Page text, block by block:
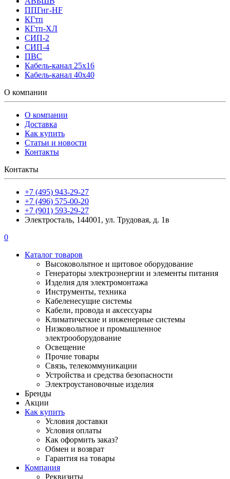
ППГнг-HF
КГтп
КГтп-ХЛ
СИП-2
СИП-4
ПВС
Кабель-канал 25х16
Кабель-канал 40х40
О компании
О компании
Доставка
Как купить
Статьи и новости
Контакты
Контакты
+7 (495) 943-29-27
+7 (496) 575-00-20
+7 (901) 593-29-27
Электросталь, 144001, ул. Трудовая, д. 1в
0
Каталог товаров
Высоковольтное и щитовое оборудование
Генераторы электроэнергии и элементы питания
Изделия для электромонтажа
Инструменты, техника
Кабеленесущие системы
Кабели, провода и аксессуары
Климатические и инженерные системы
Низковольтное и промышленное
электрооборудование
Освещение
Прочие товары
Связь, телекоммуникации
Устройства и средства безопасности
Электроустановочные изделия
Бренды
Акции
Как купить
Условия доставки
Условия оплаты
Как оформить заказ?
Обмен и возврат
Гарантия на товары
Компания
Реквизиты